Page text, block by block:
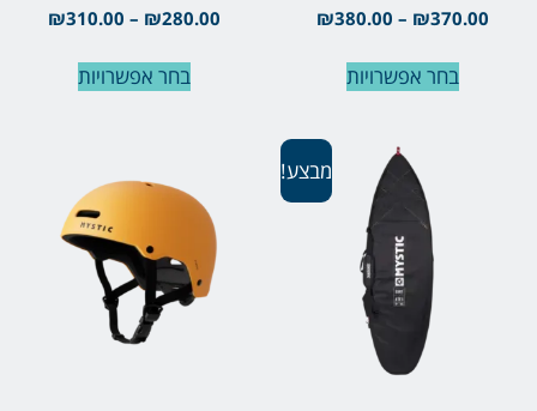
₪370.00
–
₪380.00
בחר אפשרויות
₪280.00
–
₪310.00
בחר אפשרויות
מבצע!